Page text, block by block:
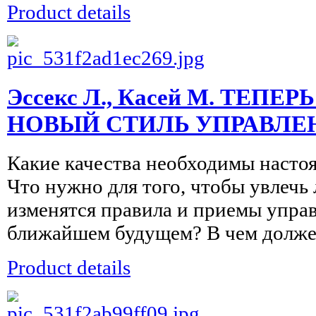
Product details
Эссекс Л., Касей М.
НОВЫЙ СТИЛЬ
Какие качества необходимы
Что нужно для того, чтобы
изменятся правила и приемы
ближайшем будущем? В чем
Product details